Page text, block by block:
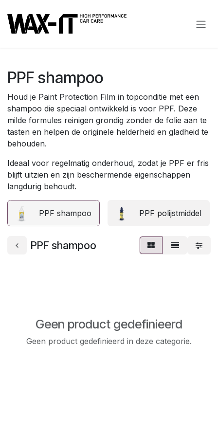
PPF shampoo
Houd je Paint Protection Film in topconditie met een
shampoo die speciaal ontwikkeld is voor PPF. Deze
milde formules reinigen grondig zonder de folie aan te
tasten en helpen de originele helderheid en gladheid te
behouden.
Ideaal voor regelmatig onderhoud, zodat je PPF er fris
blijft uitzien en zijn beschermende eigenschappen
langdurig behoudt.
PPF shampoo PPF polijstmiddel
PPF shampoo
Geen product gedefinieerd
Geen product gedefinieerd in deze categorie.